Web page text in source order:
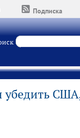
Подписка
убедить